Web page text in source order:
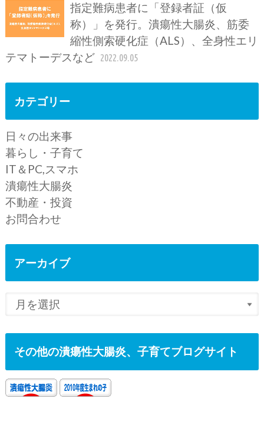
指定難病患者に「登録者証（仮
称）」を発行。潰瘍性大腸炎、筋委
縮性側索硬化症（ALS）、全身性エリ
テマトーデスなど 2022.09.05
カテゴリー
日々の出来事
暮らし・子育て
IT＆PC,スマホ
潰瘍性大腸炎
不動産・投資
お問合わせ
アーカイブ
その他の潰瘍性大腸炎、子育てブログサイト